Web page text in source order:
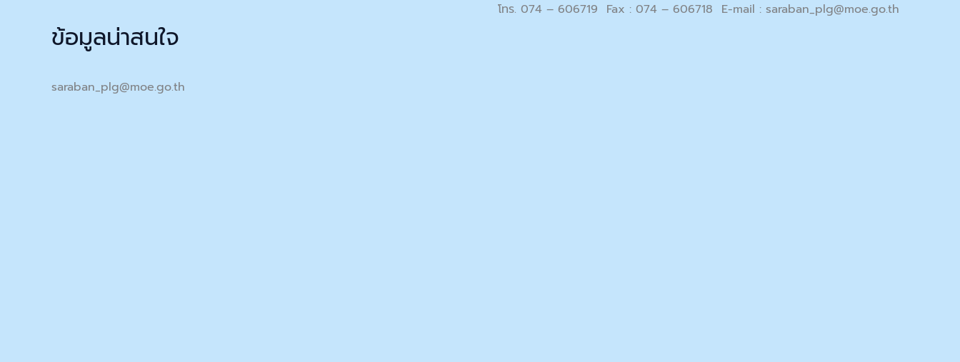
ข้อมูลน่าสนใจ
saraban_plg@moe.go.th
โทร. 074 – 606719 Fax : 074 – 606718 E-mail : saraban_plg@moe.go.th